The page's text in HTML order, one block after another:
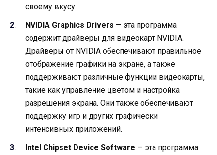
своему вкусу.
NVIDIA Graphics Drivers — эта программа
содержит драйверы для видеокарт NVIDIA.
Драйверы от NVIDIA обеспечивают правильное
отображение графики на экране, а также
поддерживают различные функции видеокарты,
такие как управление цветом и настройка
разрешения экрана. Они также обеспечивают
поддержку игр и других графически
интенсивных приложений.
Intel Chipset Device Software — эта программа